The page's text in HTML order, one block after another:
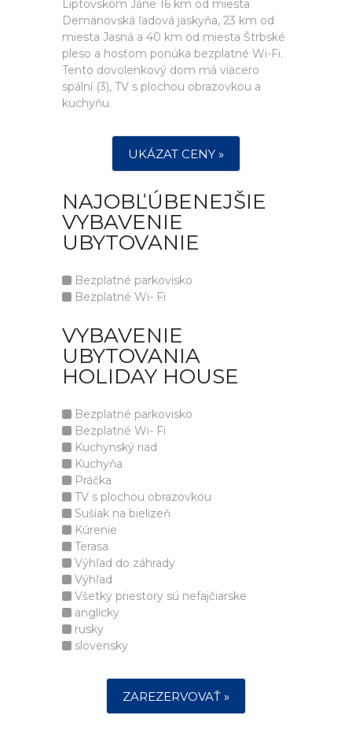
Liptovskom Jáne 16 km od miesta
Demänovská ľadová jaskyňa, 23 km od
miesta Jasná a 40 km od miesta Štrbské
pleso a hosťom ponúka bezplatné Wi-Fi.
Tento dovolenkový dom má viacero
spální (3), TV s plochou obrazovkou a
kuchyňu.
UKÁZAT CENY »
NAJOBĽÚBENEJŠIE
VYBAVENIE
UBYTOVANIE
Bezplatné parkovisko
Bezplatné Wi- Fi
VYBAVENIE
UBYTOVANIA
HOLIDAY HOUSE
Bezplatné parkovisko
Bezplatné Wi- Fi
Kuchynský riad
Kuchyňa
Práčka
TV s plochou obrazovkou
Sušiak na bielizeň
Kúrenie
Terasa
Výhľad do záhrady
Výhľad
Všetky priestory sú nefajčiarske
anglicky
rusky
slovensky
ZAREZERVOVAŤ »